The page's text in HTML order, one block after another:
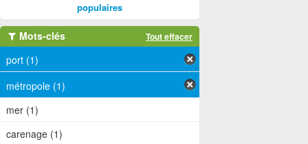
populaires
Mots-clés Tout effacer
port (1)
métropole (1)
mer (1)
carenage (1)